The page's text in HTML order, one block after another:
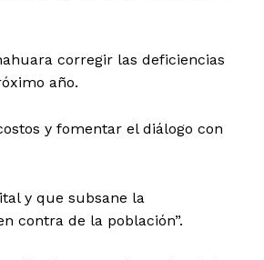
corregir las deficiencias
año.
y fomentar el diálogo con
y que subsane la
contra de la población”.